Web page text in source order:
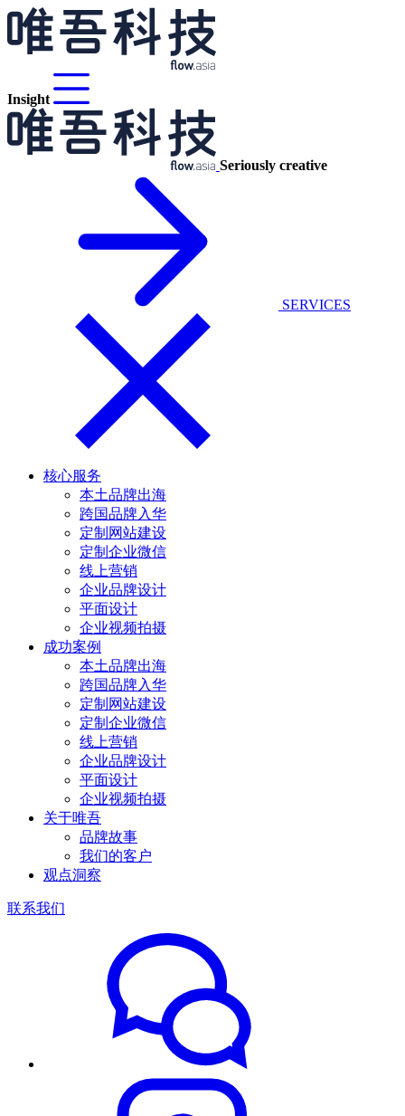
Insight
Seriously creative
SERVICES
核心服务
本土品牌出海
跨国品牌入华
定制网站建设
定制企业微信
线上营销
企业品牌设计
平面设计
企业视频拍摄
成功案例
本土品牌出海
跨国品牌入华
定制网站建设
定制企业微信
线上营销
企业品牌设计
平面设计
企业视频拍摄
关于唯吾
品牌故事
我们的客户
观点洞察
联系我们